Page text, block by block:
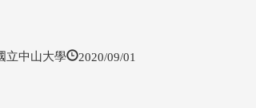
中山大學 2020/09/01